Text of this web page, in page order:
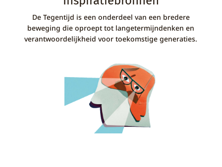
De Tegentijd is een onderdeel van een bredere
beweging die oproept tot langetermijndenken en
verantwoordelijkheid voor toekomstige generaties.